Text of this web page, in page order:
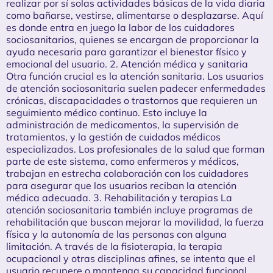
realizar por sí solas actividades básicas de la vida diaria
como bañarse, vestirse, alimentarse o desplazarse. Aquí
es donde entra en juego la labor de los cuidadores
sociosanitarios, quienes se encargan de proporcionar la
ayuda necesaria para garantizar el bienestar físico y
emocional del usuario. 2. Atención médica y sanitaria
Otra función crucial es la atención sanitaria. Los usuarios
de atención sociosanitaria suelen padecer enfermedades
crónicas, discapacidades o trastornos que requieren un
seguimiento médico continuo. Esto incluye la
administración de medicamentos, la supervisión de
tratamientos, y la gestión de cuidados médicos
especializados. Los profesionales de la salud que forman
parte de este sistema, como enfermeros y médicos,
trabajan en estrecha colaboración con los cuidadores
para asegurar que los usuarios reciban la atención
médica adecuada. 3. Rehabilitación y terapias La
atención sociosanitaria también incluye programas de
rehabilitación que buscan mejorar la movilidad, la fuerza
física y la autonomía de las personas con alguna
limitación. A través de la fisioterapia, la terapia
ocupacional y otras disciplinas afines, se intenta que el